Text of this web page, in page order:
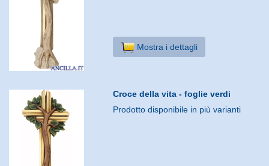
Mostra i dettagli
Croce della vita - foglie verdi
Prodotto disponibile in più varianti